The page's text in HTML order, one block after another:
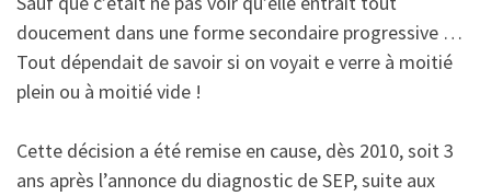
doucement dans une forme secondaire progressive …
Tout dépendait de savoir si on voyait e verre à moitié
plein ou à moitié vide !
Cette décision a été remise en cause, dès 2010, soit 3
ans après l’annonce du diagnostic de SEP, suite aux